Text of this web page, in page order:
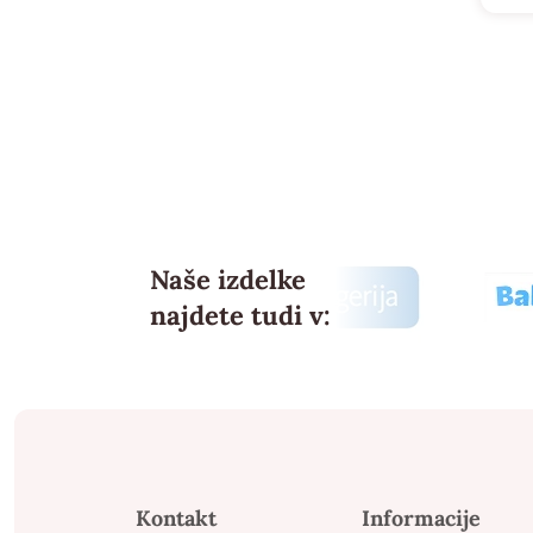
Naše izdelke
najdete tudi v:
Kontakt Informacije